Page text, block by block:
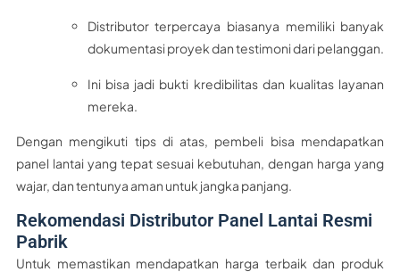
Distributor terpercaya biasanya memiliki banyak
dokumentasi proyek dan testimoni dari pelanggan.
Ini bisa jadi bukti kredibilitas dan kualitas layanan
mereka.
Dengan mengikuti tips di atas, pembeli bisa mendapatkan
panel lantai yang tepat sesuai kebutuhan, dengan harga yang
wajar, dan tentunya aman untuk jangka panjang.
Rekomendasi Distributor Panel Lantai Resmi
Pabrik
Untuk memastikan mendapatkan harga terbaik dan produk